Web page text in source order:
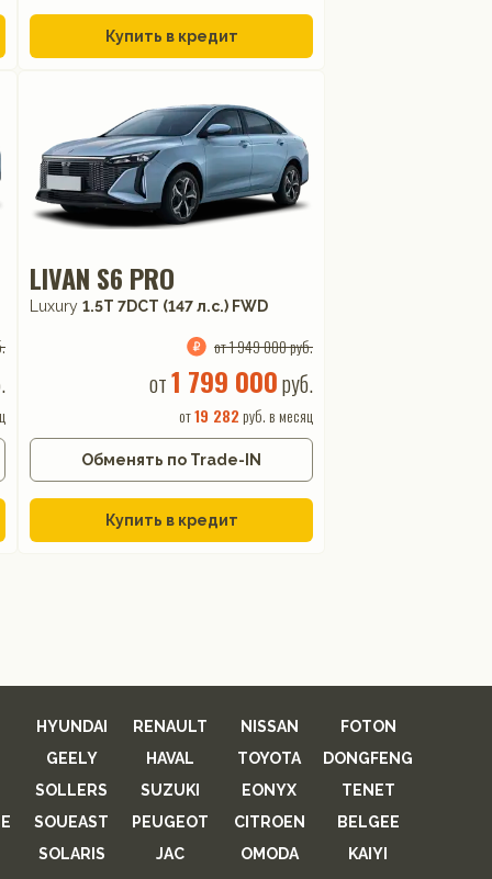
Купить в кредит
LIVAN S6 PRO
Luxury 1.5T 7DCT (147 л.с.) FWD
от 1 949 000 руб.
от1 799 000руб.
от19 282 руб. в месяц
Обменять по Trade-IN
Купить в кредит
HYUNDAI RENAULT NISSAN
FOTON
GEELY
HAVAL TOYOTA
DONGFENG
SOLLERS
SUZUKI EONYX
TENET
SOUEAST PEUGEOT CITROEN
BELGEE
SOLARIS
JAC OMODA
KAIYI